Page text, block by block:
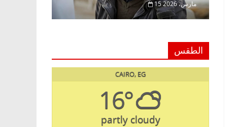
22 فبراير، 2026
الطقس
CAIRO, EG
16°
partly cloudy